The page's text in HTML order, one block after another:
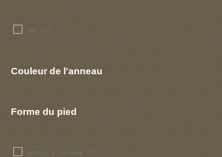
non (1)
Couleur de l'anneau
Forme du pied
aminci a la base (1)